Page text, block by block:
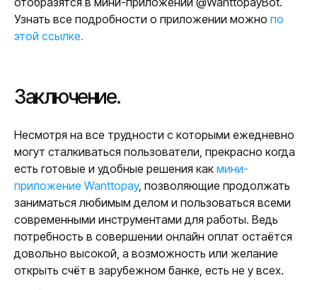
Узнать все подробности о приложении можно по
этой ссылке.
Заключение.
Несмотря на все трудности с которыми ежедневно
могут сталкиваться пользователи, прекрасно когда
есть готовые и удобные решения как мини-
приложение Wanttopay, позволяющие продолжать
заниматься любимым делом и пользоваться всеми
современными инструментами для работы. Ведь
потребность в совершении онлайн оплат остаётся
довольно высокой, а возможность или желание
открыть счёт в зарубежном банке, есть не у всех.